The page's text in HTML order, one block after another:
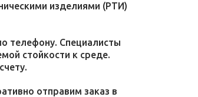
изделиями (РТИ)
телефону. Специалисты
стойкости к среде.
отправим заказ в